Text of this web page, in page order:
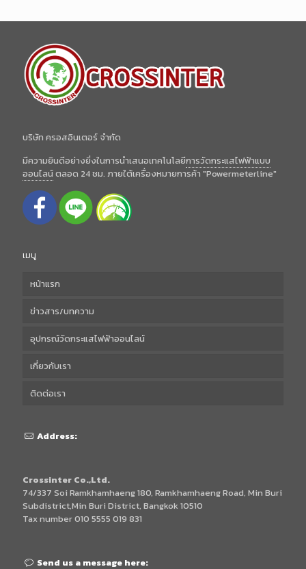
บริษัท ครอสอินเตอร์ จำกัด
มีความยินดีอย่างยิ่งในการนำเสนอเทคโนโลยีการวัดกระแสไฟฟ้าแบบ
ออนไลน์ตลอด 24 ชม. ภายใต้เครื่องหมายการค้า "Powermeterline"
เมนู
หน้าแรก
ข่าวสาร/บทความ
อุปกรณ์วัดกระแสไฟฟ้าออนไลน์
เกี่ยวกับเรา
ติดต่อเรา
Address:
Crossinter Co.,Ltd.
74/337 Soi Ramkhamhaeng 180, Ramkhamhaeng Road, Min Buri
Subdistrict,Min Buri District, Bangkok 10510
Tax number 010 5555 019 831
Send us a message here: